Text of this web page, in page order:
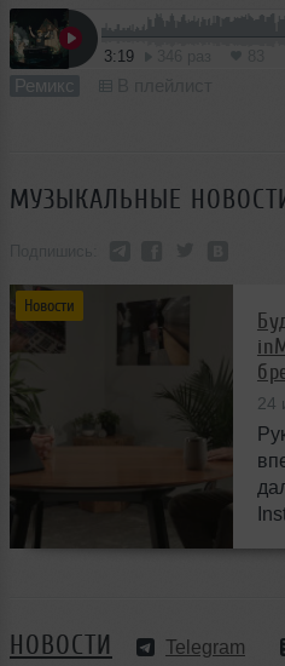
3:19
Ремикс
МУЗЫКАЛЬНЫЕ
24
Новости
НОВОСТИ Telegram